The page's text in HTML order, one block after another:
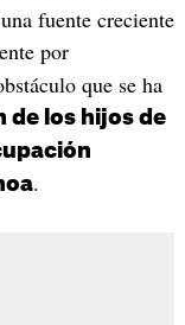
fuente creciente
por
que se ha
de los hijos de
.